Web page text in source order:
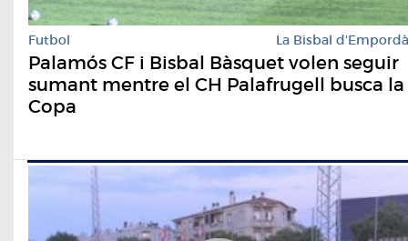
Futbol La Bisbal d'Empordà
Palamós CF i Bisbal Bàsquet volen seguir
sumant mentre el CH Palafrugell busca la
Copa